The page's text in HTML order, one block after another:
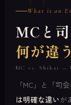
What is an
MCと司
何が違
MC vs. Shikai —
「MC」と「司
は明確な違いが